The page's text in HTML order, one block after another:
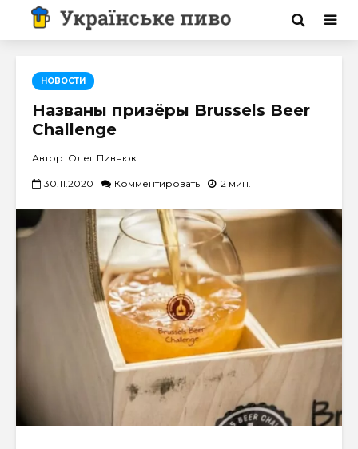
НОВОСТИ
Названы призёры Brussels Beer
Challenge
Автор: Олег Пивнюк
30.11.2020 Комментировать 2 мин.